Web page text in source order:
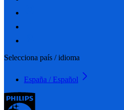
Selecciona país / idioma
España / Español